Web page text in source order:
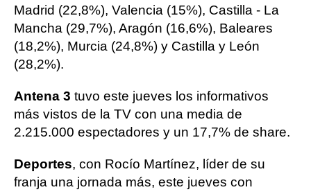
Madrid (22,8%), Valencia (15%), Castilla - La
Mancha (29,7%), Aragón (16,6%), Baleares
(18,2%), Murcia (24,8%) y Castilla y León
(28,2%).
Antena 3 tuvo este jueves los informativos
más vistos de la TV con una media de
2.215.000 espectadores y un 17,7% de share.
Deportes, con Rocío Martínez, líder de su
franja una jornada más, este jueves con